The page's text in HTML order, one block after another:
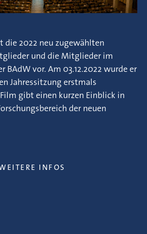
die 2022 neu zugewählten
und die Mitglieder im
BAdW vor. Am 03.12.2022 wurde er
Jahressitzung erstmals
gibt einen kurzen Einblick in
der neuen
INFOS